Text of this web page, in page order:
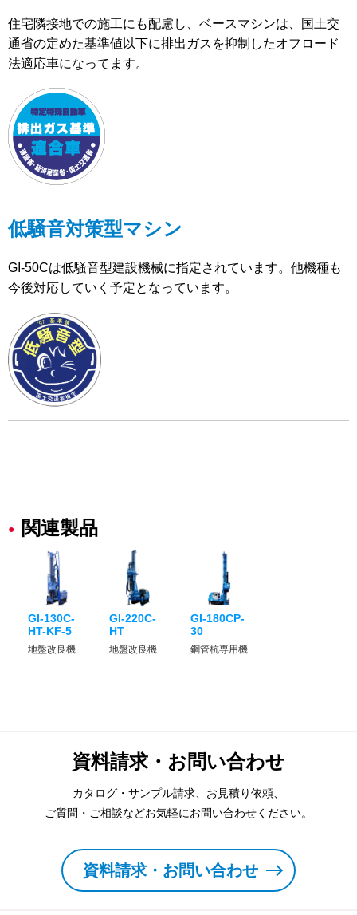
住宅隣接地での施工にも配慮し、ベースマシンは、国土交
通省の定めた基準値以下に排出ガスを抑制したオフロード
法適応車になってます。
低騒音対策型マシン
GI-50Cは低騒音型建設機械に指定されています。他機種も
今後対応していく予定となっています。
関連製品
GI-130C-
HT-KF-5
地盤改良機
GI-220C-
HT
地盤改良機
GI-180CP-
30
鋼管杭専用機
資料請求・お問い合わせ
カタログ・サンプル請求、お見積り依頼、
ご質問・ご相談などお気軽にお問い合わせください。
資料請求・お問い合わせ